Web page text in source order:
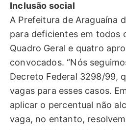
Inclusão social
A Prefeitura de Araguaína
para deficientes em todos
Quadro Geral e quatro
convocados. “Nós
Decreto Federal 3298/99,
vagas para esses casos.
aplicar o percentual não
vaga, no entanto,